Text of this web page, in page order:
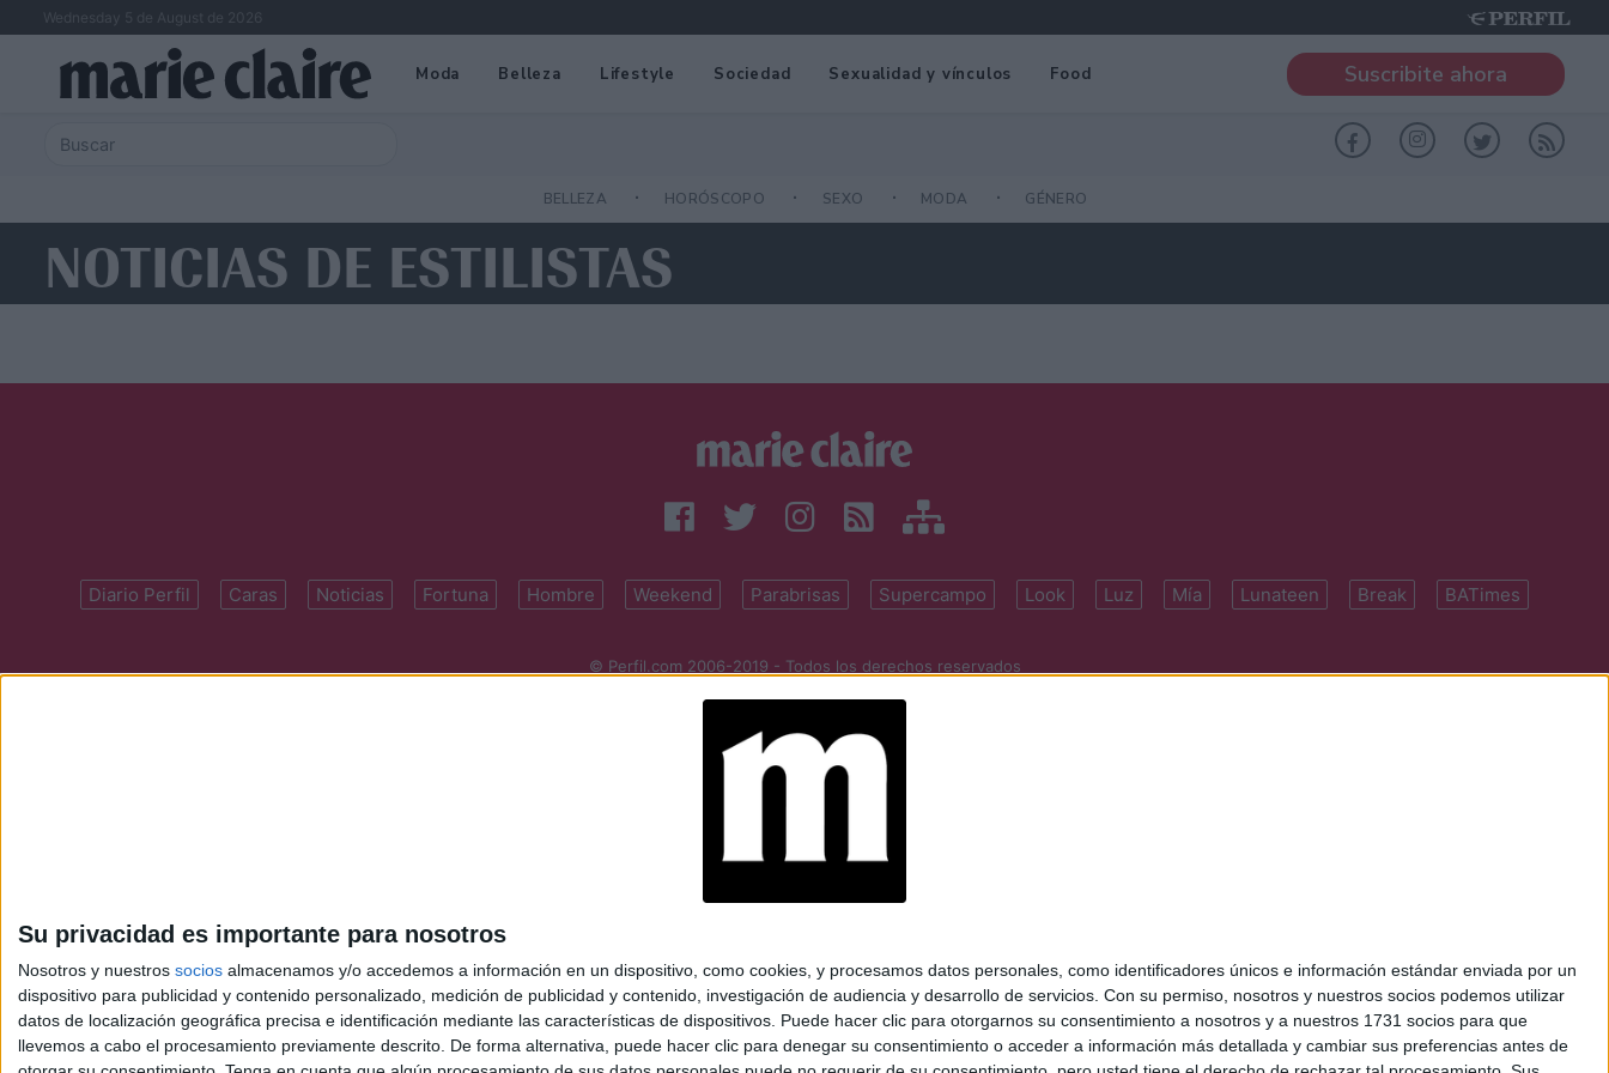
Su privacidad es importante para nosotros
Nosotros y nuestros socios almacenamos y/o accedemos a información en un dispositivo, como cookies, y procesamos datos personales, como identificadores únicos e información estándar enviada por un
dispositivo para publicidad y contenido personalizado, medición de publicidad y contenido, investigación de audiencia y desarrollo de servicios. Con su permiso, nosotros y nuestros socios podemos utilizar
datos de localización geográfica precisa e identificación mediante las características de dispositivos. Puede hacer clic para otorgarnos su consentimiento a nosotros y a nuestros 1731 socios para que
llevemos a cabo el procesamiento previamente descrito. De forma alternativa, puede hacer clic para denegar su consentimiento o acceder a información más detallada y cambiar sus preferencias antes de
Wednesday 5 de August de 2026
Moda Belleza Lifestyle Sociedad Sexualidad y vínculos Food Suscribite ahora
BELLEZA HORÓSCOPO SEXO MODA GÉNERO
NOTICIAS DE ESTILISTAS
Diario Perfil Caras Noticias Fortuna Hombre Weekend Parabrisas Supercampo Look Luz Mía Lunateen Break BATimes
© Perfil.com 2006-2019 - Todos los derechos reservados
perfilcom@perfil.com| Propietario: Diario Perfil S.A.